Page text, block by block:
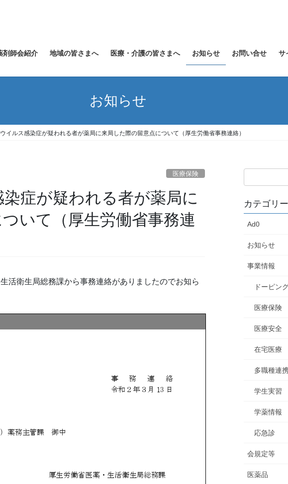
剤師会紹介 地域の皆さまへ 医療・介護の皆さまへ お知らせ お問い合せ サ
お知らせ
イルス感染症が疑われる者が薬局に来局した際の留意点について（厚生労働省事務連絡）
医療保険
症が疑われる者が薬局に
いて（厚生労働省事務連
活衛生局総務課から事務連絡がありましたのでお知ら
カテゴリー
Ad0
お知らせ
事業情報
ドーピン
医療保険
医療安全
在宅医療
多職種連
学生実習
学薬情報
応急診
会規定等
医薬品